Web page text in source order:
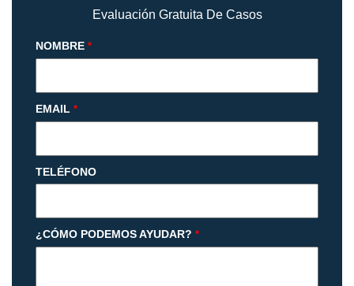
Evaluación Gratuita De Casos
NOMBRE *
EMAIL *
TELÉFONO
¿CÓMO PODEMOS AYUDAR? *